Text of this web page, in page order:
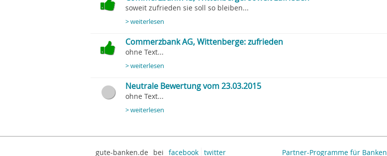
soweit zufrieden sie soll so bleiben...
> weiterlesen
Commerzbank AG, Wittenberge: zufrieden
ohne Text...
> weiterlesen
Neutrale Bewertung vom 23.03.2015
ohne Text...
> weiterlesen
gute-banken.de bei facebook twitter Partner-Programme für Banken